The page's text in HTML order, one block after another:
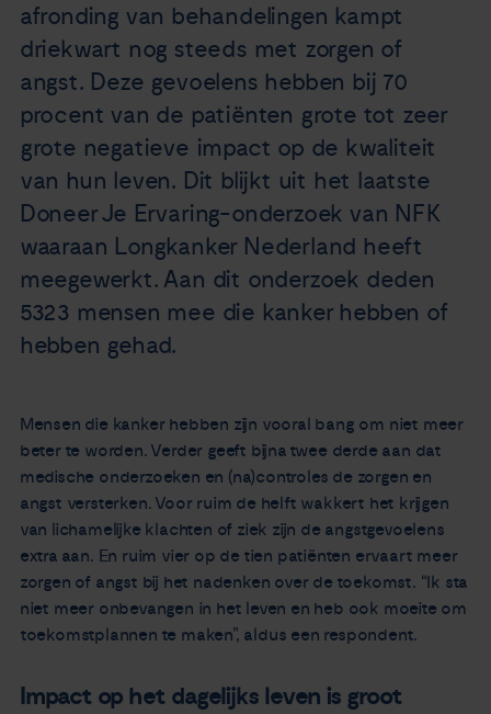
Zorgverleners
Contact
afronding van behandelingen kampt
driekwart nog steeds met zorgen of
angst. Deze gevoelens hebben bij 70
procent van de patiënten grote tot zeer
grote negatieve impact op de kwaliteit
van hun leven. Dit blijkt uit het laatste
Doneer Je Ervaring-onderzoek van NFK
waaraan Longkanker Nederland heeft
meegewerkt. Aan dit onderzoek deden
5323 mensen mee die kanker hebben of
hebben gehad.
Mensen die kanker hebben zijn vooral bang om niet meer
beter te worden. Verder geeft bijna twee derde aan dat
medische onderzoeken en (na)controles de zorgen en
angst versterken. Voor ruim de helft wakkert het krijgen
van lichamelijke klachten of ziek zijn de angstgevoelens
extra aan. En ruim vier op de tien patiënten ervaart meer
zorgen of angst bij het nadenken over de toekomst. “Ik sta
niet meer onbevangen in het leven en heb ook moeite om
toekomstplannen te maken”, aldus een respondent.
Impact op het dagelijks leven is groot